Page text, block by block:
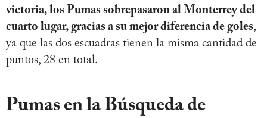
victoria, los Pumas sobrepasaron al Monterrey del
cuarto lugar, gracias a su mejor diferencia de goles,
ya que las dos escuadras tienen la misma cantidad de
puntos, 28 en total.
Pumas en la Búsqueda de